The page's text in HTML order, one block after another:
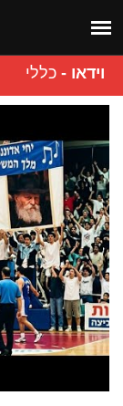
וידאו - כללי